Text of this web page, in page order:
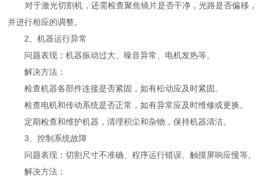
对于激光切割机，还需检查聚焦镜片是否干净，光路是否偏移，
并进行相应的调整。
2、机器运行异常
问题表现：机器振动过大、噪音异常、电机发热等。
解决方法：
检查机器各部件连接是否紧固，如有松动应及时紧固。
检查电机和传动系统是否正常，如有异常应及时维修或更换。
定期检查和维护机器，清理积尘和杂物，保持机器清洁。
3、控制系统故障
问题表现：切割尺寸不准确、程序运行错误、触摸屏响应慢等。
解决方法：